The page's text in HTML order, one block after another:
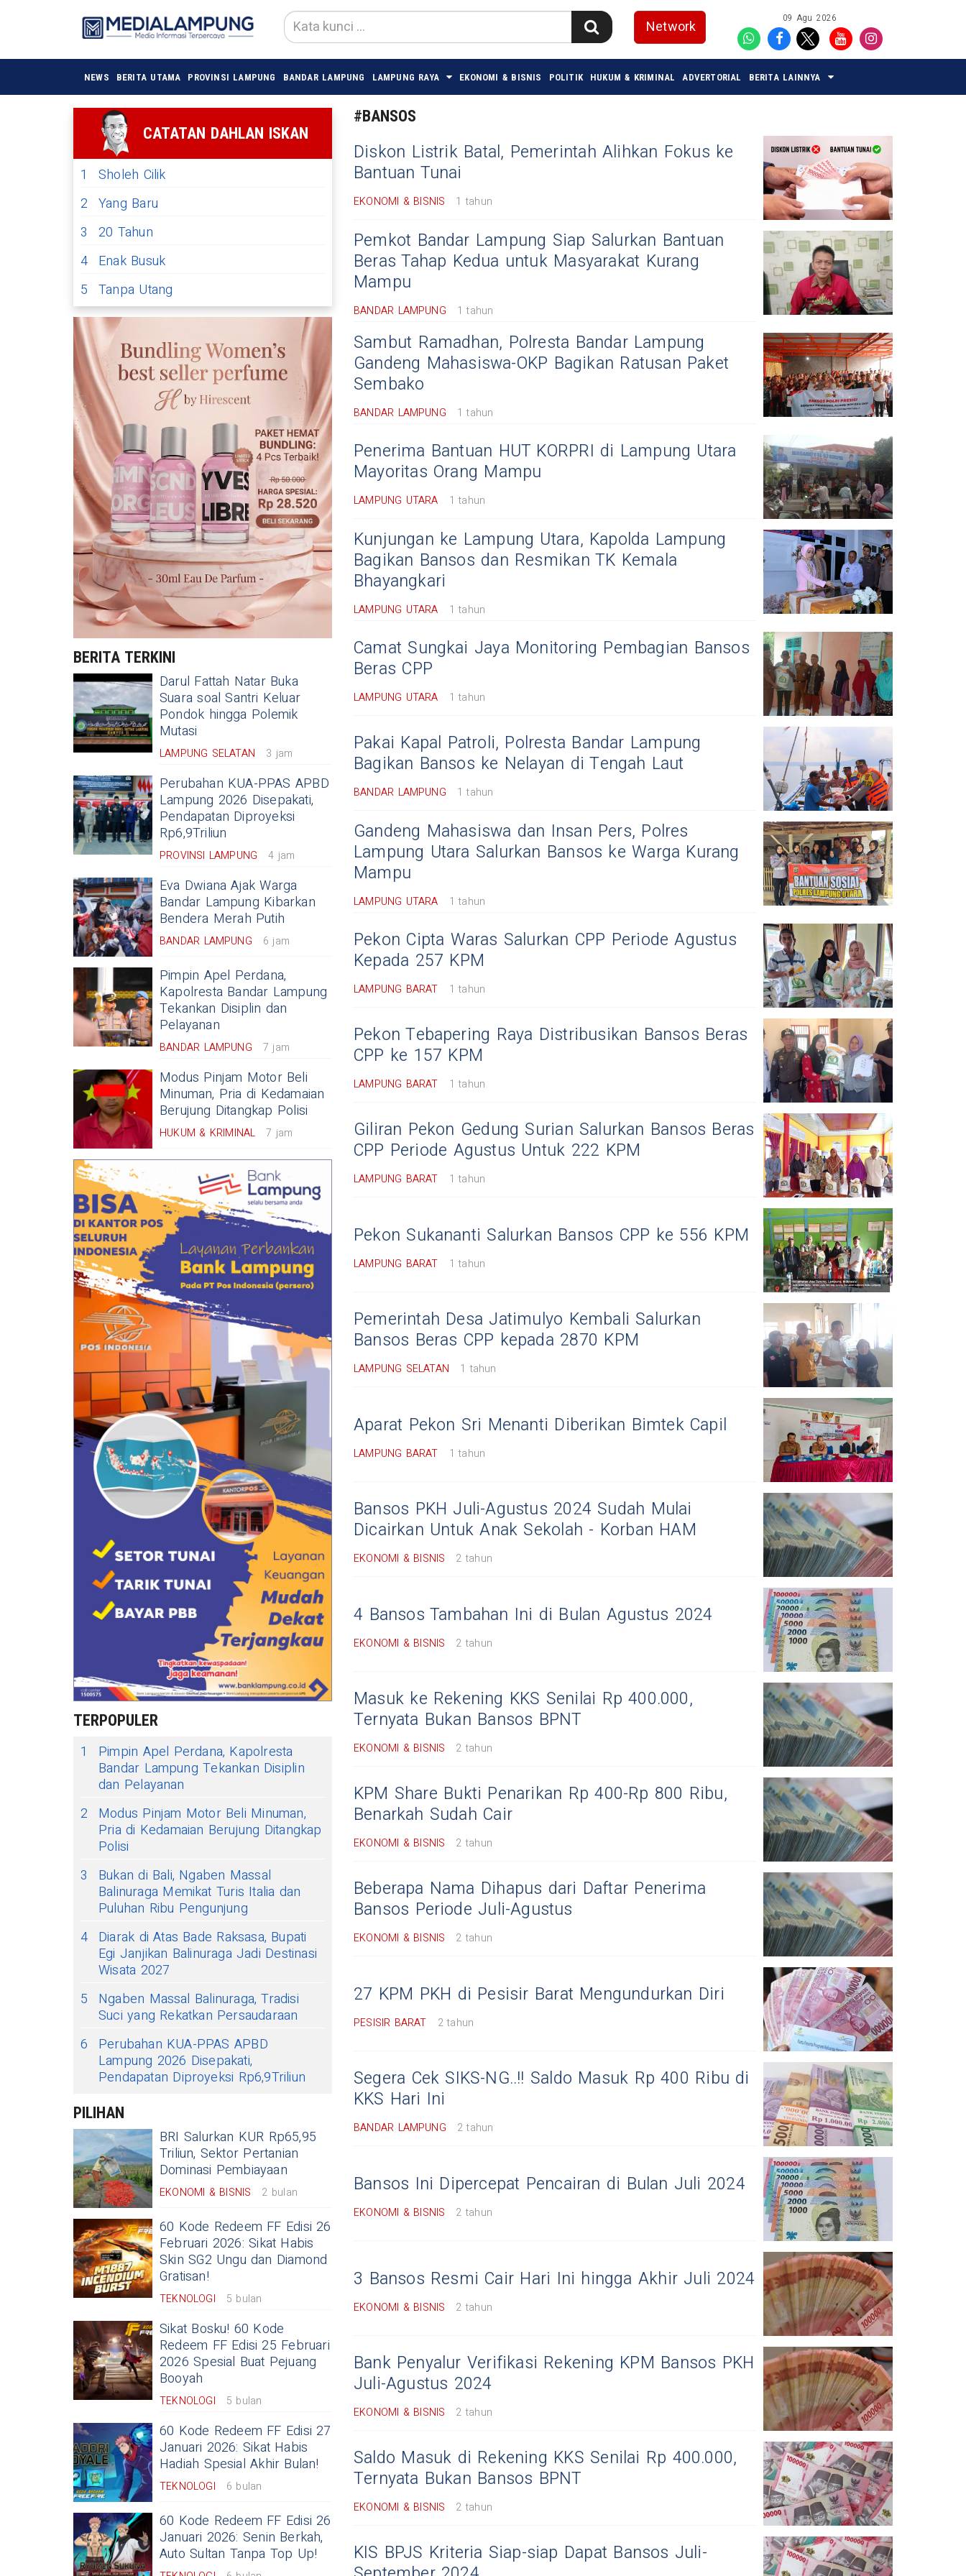
Network 09 Agu 2026
NEWS BERITA UTAMA PROVINSI LAMPUNG BANDAR LAMPUNG LAMPUNG RAYA EKONOMI & BISNIS POLITIK HUKUM & KRIMINAL ADVERTORIAL BERITA LAINNYA
CATATAN DAHLAN ISKAN
1
Sholeh Cilik
2 Yang Baru
3
20 Tahun
4 Enak Busuk
5 Tanpa Utang
BERITA TERKINI
Darul Fattah Natar Buka
Suara soal Santri Keluar
Pondok hingga Polemik
Mutasi
LAMPUNG SELATAN 3 jam
Perubahan KUA-PPAS APBD
Lampung 2026 Disepakati,
Pendapatan Diproyeksi
Rp6,9Triliun
PROVINSI LAMPUNG 4 jam
Eva Dwiana Ajak Warga
Bandar Lampung Kibarkan
Bendera Merah Putih
BANDAR LAMPUNG 6 jam
Pimpin Apel Perdana,
Kapolresta Bandar Lampung
Tekankan Disiplin dan
Pelayanan
BANDAR LAMPUNG 7 jam
Modus Pinjam Motor Beli
Minuman, Pria di Kedamaian
Berujung Ditangkap Polisi
HUKUM & KRIMINAL 7 jam
TERPOPULER
1
Pimpin Apel Perdana, Kapolresta
Bandar Lampung Tekankan Disiplin
dan Pelayanan
2
Modus Pinjam Motor Beli Minuman,
Pria di Kedamaian Berujung Ditangkap
Polisi
3
Bukan di Bali, Ngaben Massal
Balinuraga Memikat Turis Italia dan
Puluhan Ribu Pengunjung
4 Diarak di Atas Bade Raksasa, Bupati
Egi Janjikan Balinuraga Jadi Destinasi
Wisata 2027
5
Ngaben Massal Balinuraga, Tradisi
Suci yang Rekatkan Persaudaraan
6
Perubahan KUA-PPAS APBD
Lampung 2026 Disepakati,
Pendapatan Diproyeksi Rp6,9Triliun
PILIHAN
BRI Salurkan KUR Rp65,95
Triliun, Sektor Pertanian
Dominasi Pembiayaan
EKONOMI & BISNIS 2 bulan
60 Kode Redeem FF Edisi 26
Februari 2026: Sikat Habis
Skin SG2 Ungu dan Diamond
Gratisan!
TEKNOLOGI 5 bulan
Sikat Bosku! 60 Kode
Redeem FF Edisi 25 Februari
2026 Spesial Buat Pejuang
Booyah
TEKNOLOGI 5 bulan
60 Kode Redeem FF Edisi 27
Januari 2026: Sikat Habis
Hadiah Spesial Akhir Bulan!
TEKNOLOGI 6 bulan
60 Kode Redeem FF Edisi 26
Januari 2026: Senin Berkah,
Auto Sultan Tanpa Top Up!
#BANSOS
Diskon Listrik Batal, Pemerintah Alihkan Fokus ke
Bantuan Tunai
EKONOMI & BISNIS 1 tahun
Pemkot Bandar Lampung Siap Salurkan Bantuan
Beras Tahap Kedua untuk Masyarakat Kurang
Mampu
BANDAR LAMPUNG 1 tahun
Sambut Ramadhan, Polresta Bandar Lampung
Gandeng Mahasiswa-OKP Bagikan Ratusan Paket
Sembako
BANDAR LAMPUNG 1 tahun
Penerima Bantuan HUT KORPRI di Lampung Utara
Mayoritas Orang Mampu
LAMPUNG UTARA 1 tahun
Kunjungan ke Lampung Utara, Kapolda Lampung
Bagikan Bansos dan Resmikan TK Kemala
Bhayangkari
LAMPUNG UTARA 1 tahun
Camat Sungkai Jaya Monitoring Pembagian Bansos
Beras CPP
LAMPUNG UTARA 1 tahun
Pakai Kapal Patroli, Polresta Bandar Lampung
Bagikan Bansos ke Nelayan di Tengah Laut
BANDAR LAMPUNG 1 tahun
Gandeng Mahasiswa dan Insan Pers, Polres
Lampung Utara Salurkan Bansos ke Warga Kurang
Mampu
LAMPUNG UTARA 1 tahun
Pekon Cipta Waras Salurkan CPP Periode Agustus
Kepada 257 KPM
LAMPUNG BARAT 1 tahun
Pekon Tebapering Raya Distribusikan Bansos Beras
CPP ke 157 KPM
LAMPUNG BARAT 1 tahun
Giliran Pekon Gedung Surian Salurkan Bansos Beras
CPP Periode Agustus Untuk 222 KPM
LAMPUNG BARAT 1 tahun
Pekon Sukananti Salurkan Bansos CPP ke 556 KPM
LAMPUNG BARAT 1 tahun
Pemerintah Desa Jatimulyo Kembali Salurkan
Bansos Beras CPP kepada 2870 KPM
LAMPUNG SELATAN 1 tahun
Aparat Pekon Sri Menanti Diberikan Bimtek Capil
LAMPUNG BARAT 1 tahun
Bansos PKH Juli-Agustus 2024 Sudah Mulai
Dicairkan Untuk Anak Sekolah - Korban HAM
EKONOMI & BISNIS 2 tahun
4 Bansos Tambahan Ini di Bulan Agustus 2024
EKONOMI & BISNIS 2 tahun
Masuk ke Rekening KKS Senilai Rp 400.000,
Ternyata Bukan Bansos BPNT
EKONOMI & BISNIS 2 tahun
KPM Share Bukti Penarikan Rp 400-Rp 800 Ribu,
Benarkah Sudah Cair
EKONOMI & BISNIS 2 tahun
Beberapa Nama Dihapus dari Daftar Penerima
Bansos Periode Juli-Agustus
EKONOMI & BISNIS 2 tahun
27 KPM PKH di Pesisir Barat Mengundurkan Diri
PESISIR BARAT 2 tahun
Segera Cek SIKS-NG..!! Saldo Masuk Rp 400 Ribu di
KKS Hari Ini
BANDAR LAMPUNG 2 tahun
Bansos Ini Dipercepat Pencairan di Bulan Juli 2024
EKONOMI & BISNIS 2 tahun
3 Bansos Resmi Cair Hari Ini hingga Akhir Juli 2024
EKONOMI & BISNIS 2 tahun
Bank Penyalur Verifikasi Rekening KPM Bansos PKH
Juli-Agustus 2024
EKONOMI & BISNIS 2 tahun
Saldo Masuk di Rekening KKS Senilai Rp 400.000,
Ternyata Bukan Bansos BPNT
EKONOMI & BISNIS 2 tahun
KIS BPJS Kriteria Siap-siap Dapat Bansos Juli-